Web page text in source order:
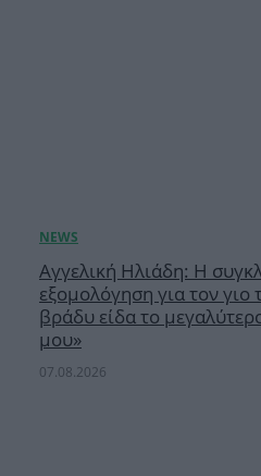
Αγγελική Ηλιάδη: Η
εξομολόγηση για τον γιο
βράδυ είδα το
μου»
07.08.2026